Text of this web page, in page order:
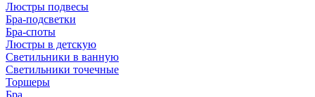
Люстры подвесы
Бра-подсветки
Бра-споты
Люстры в детскую
Светильники в ванную
Светильники точечные
Торшеры
Бра